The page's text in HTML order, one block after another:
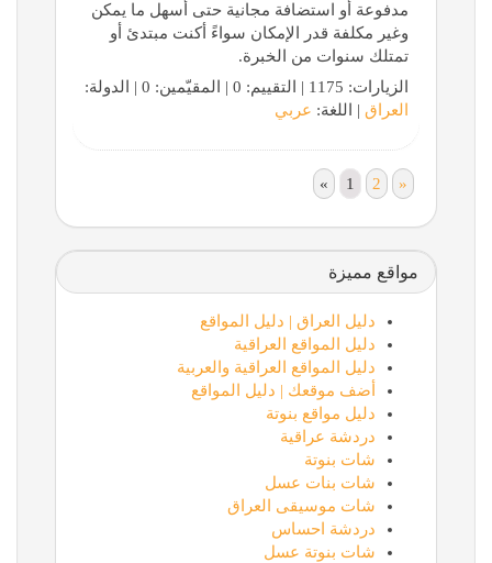
مدفوعة أو استضافة مجانية حتى أسهل ما يمكن
وغير مكلفة قدر الإمكان سواءً أكنت مبتدئ أو
تمتلك سنوات من الخبرة.
الزيارات: 1175 | التقييم: 0 | المقيّمين: 0 | الدولة:
العراق | اللغة: عربي
« 1 2 »
مواقع مميزة
دليل العراق | دليل المواقع
دليل المواقع العراقية
دليل المواقع العراقية والعربية
أضف موقعك | دليل المواقع
دليل مواقع بنوتة
دردشة عراقية
شات بنوتة
شات بنات عسل
شات موسيقى العراق
دردشة احساس
شات بنوتة عسل